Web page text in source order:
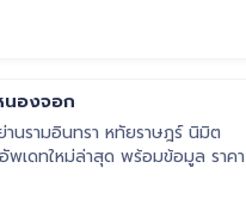
นองจอก
นรามอินทรา หทัยราษฎร์ นิมิต
พเดทใหม่ล่าสุด พร้อมข้อมูล ราคา